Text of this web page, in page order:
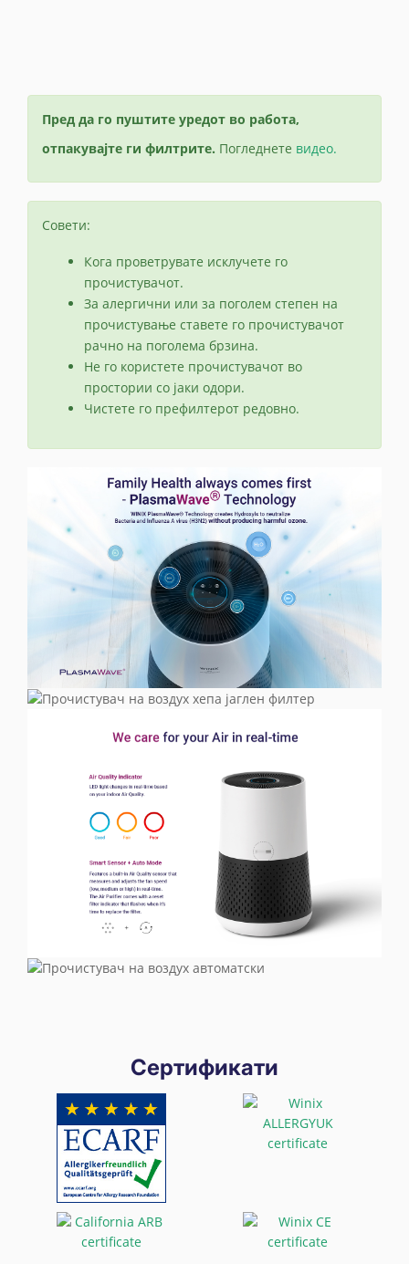
Пред да го пуштите уредот во работа,
отпакувајте ги филтрите. Погледнете видео.
Совети:
Кога проветрувате исклучете го
прочистувачот.
За алергични или за поголем степен на
прочистување ставете го прочистувачот
рачно на поголема брзина.
Не го користете прочистувачот во
простории со јаки одори.
Чистете го префилтерот редовно.
Сертификати